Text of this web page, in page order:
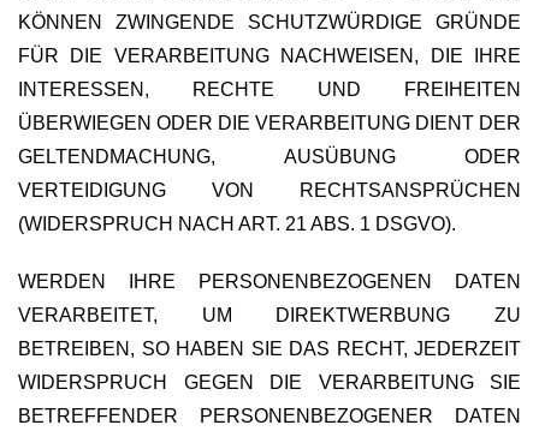
KÖNNEN ZWINGENDE SCHUTZWÜRDIGE GRÜNDE
FÜR DIE VERARBEITUNG NACHWEISEN, DIE IHRE
INTERESSEN, RECHTE UND FREIHEITEN
ÜBERWIEGEN ODER DIE VERARBEITUNG DIENT DER
GELTENDMACHUNG, AUSÜBUNG ODER
VERTEIDIGUNG VON RECHTSANSPRÜCHEN
(WIDERSPRUCH NACH ART. 21 ABS. 1 DSGVO).
WERDEN IHRE PERSONENBEZOGENEN DATEN
VERARBEITET, UM DIREKTWERBUNG ZU
BETREIBEN, SO HABEN SIE DAS RECHT, JEDERZEIT
WIDERSPRUCH GEGEN DIE VERARBEITUNG SIE
BETREFFENDER PERSONENBEZOGENER DATEN